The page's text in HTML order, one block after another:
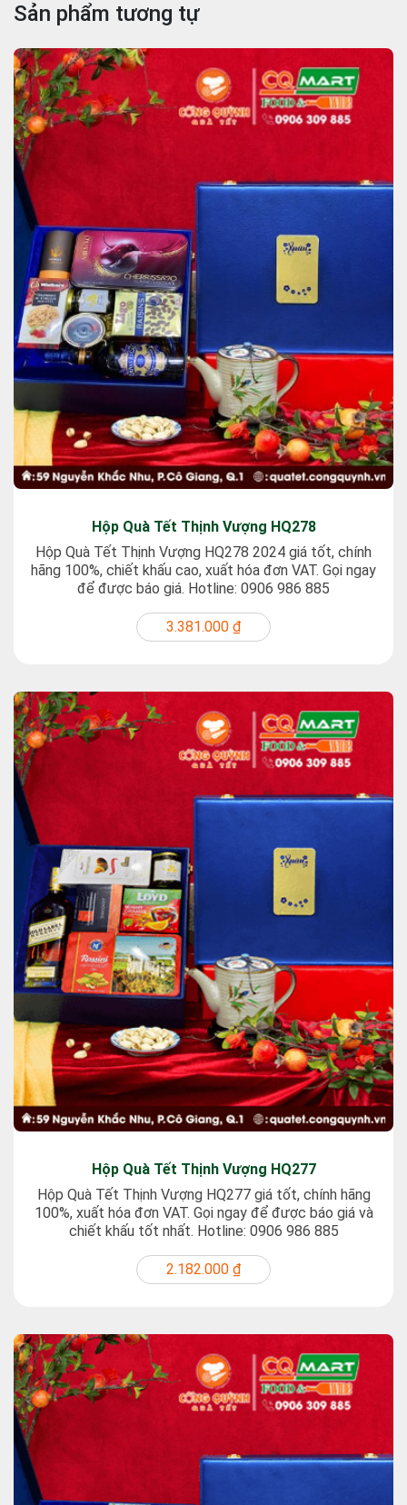
Sản phẩm tương tự
Hộp Quà Tết Thịnh Vượng HQ278
Hộp Quà Tết Thịnh Vượng HQ278 2024 giá tốt, chính
hãng 100%, chiết khấu cao, xuất hóa đơn VAT. Gọi ngay
để được báo giá. Hotline: 0906 986 885
3.381.000 ₫
Hộp Quà Tết Thịnh Vượng HQ277
Hộp Quà Tết Thịnh Vượng HQ277 giá tốt, chính hãng
100%, xuất hóa đơn VAT. Gọi ngay để được báo giá và
chiết khấu tốt nhất. Hotline: 0906 986 885
2.182.000 ₫